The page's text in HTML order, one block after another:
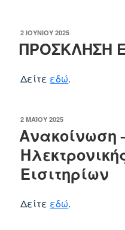
ΔΗΜΟΣΙΕΎΤΗΚΕ
2 ΙΟΥΝΊΟΥ 2025
ΠΡΟΣΚΛΗΣΗ
Δείτε εδώ.
ΔΗΜΟΣΙΕΎΤΗΚΕ
2 ΜΑΪ́ΟΥ 2025
Ανακοίνωση
Εισιτηρίων
Δείτε εδώ.